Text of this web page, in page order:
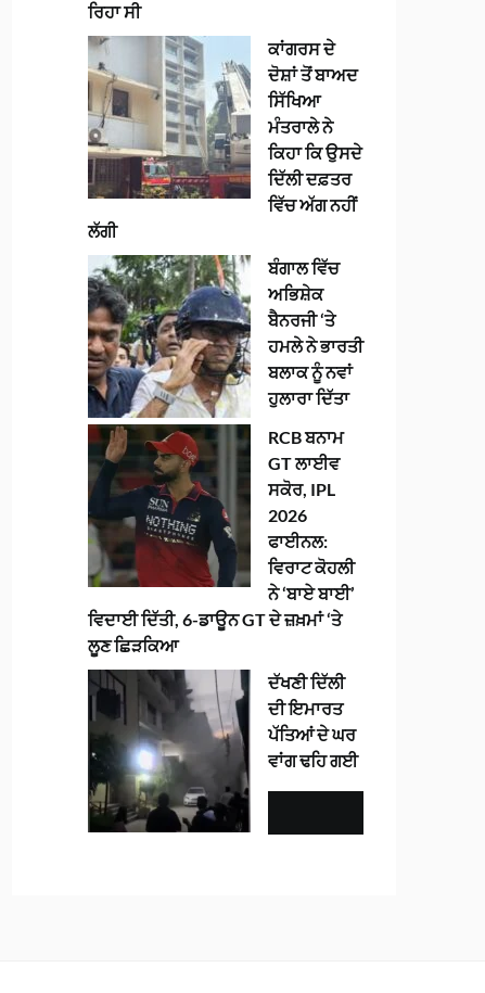
ਰਿਹਾ ਸੀ
ਕਾਂਗਰਸ ਦੇ
ਦੋਸ਼ਾਂ ਤੋਂ ਬਾਅਦ
ਸਿੱਖਿਆ
ਮੰਤਰਾਲੇ ਨੇ
ਕਿਹਾ ਕਿ ਉਸਦੇ
ਦਿੱਲੀ ਦਫ਼ਤਰ
ਵਿੱਚ ਅੱਗ ਨਹੀਂ
ਲੱਗੀ
ਬੰਗਾਲ ਵਿੱਚ
ਅਭਿਸ਼ੇਕ
ਬੈਨਰਜੀ ‘ਤੇ
ਹਮਲੇ ਨੇ ਭਾਰਤੀ
ਬਲਾਕ ਨੂੰ ਨਵਾਂ
ਹੁਲਾਰਾ ਦਿੱਤਾ
RCB ਬਨਾਮ
GT ਲਾਈਵ
ਸਕੋਰ, IPL
2026
ਫਾਈਨਲ:
ਵਿਰਾਟ ਕੋਹਲੀ
ਨੇ ‘ਬਾਏ ਬਾਈ’
ਵਿਦਾਈ ਦਿੱਤੀ, 6-ਡਾਊਨ GT ਦੇ ਜ਼ਖ਼ਮਾਂ ‘ਤੇ
ਲੂਣ ਛਿੜਕਿਆ
ਦੱਖਣੀ ਦਿੱਲੀ
ਦੀ ਇਮਾਰਤ
ਪੱਤਿਆਂ ਦੇ ਘਰ
ਵਾਂਗ ਢਹਿ ਗਈ